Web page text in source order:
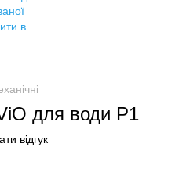
для води P1
відгук